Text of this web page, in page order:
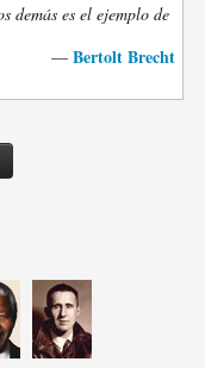
demás es el ejemplo de
— Bertolt Brecht